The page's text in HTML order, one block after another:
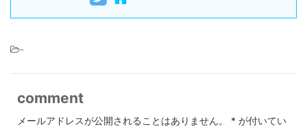
-
comment
メールアドレスが公開されることはありません。 * が付いてい